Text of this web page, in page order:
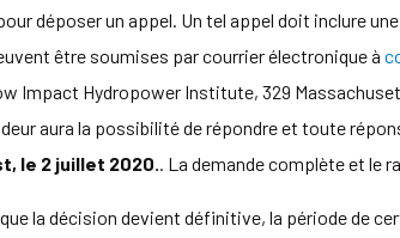
déposer un appel. Un tel appel doit inclure
être soumises par courrier électronique à
Impact Hydropower Institute, 329
aura la possibilité de répondre et toute
le 2 juillet 2020.. La demande complète et le
que la décision devient définitive, la période de